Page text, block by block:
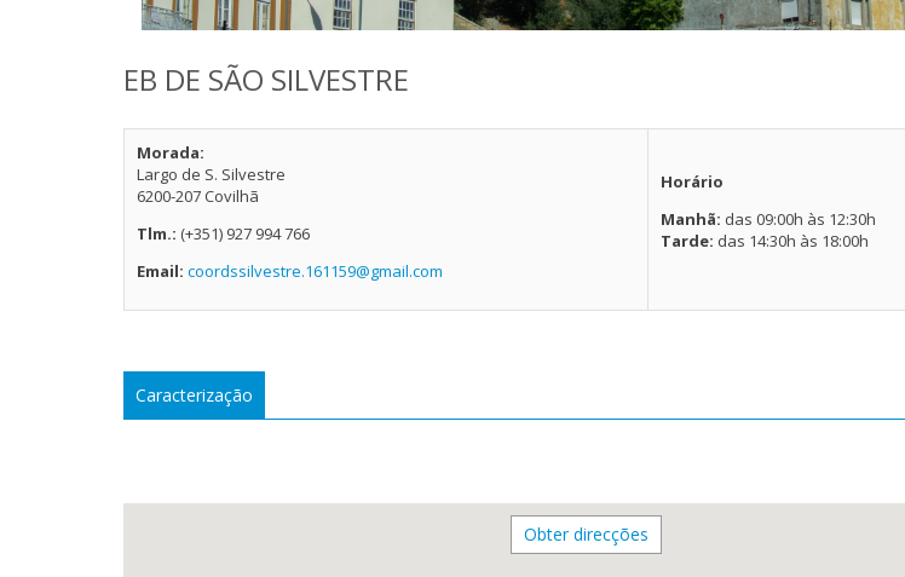
EB DE SÃO SILVESTRE
Morada:
Largo de S. Silvestre
6200-207 Covilhã
Tlm.: (+351) 927 994 766
Email: coordssilvestre.161159@gmail.com
Horário
Manhã: das 09:00h às 12:30h
Tarde: das 14:30h às 18:00h
Caracterização
Obter direcções